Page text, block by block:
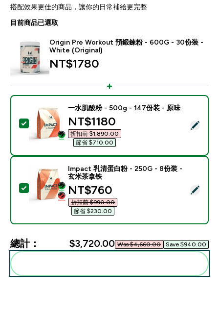
搭配效果更佳的商品，讓你的日常補給更完整
目前商品已選取
Origin Pre Workout 預鍛鍊粉 - 600G - 30份装 -
White (Original)
NT$1780‎
選取此商品 - 一水肌酸粉 - 500g - 147份装 - 原味
一水肌酸粉 - 500g - 147份装 - 原味
discounted price
NT$1180‎
折扣前 $1,890.00‎
節省 $710.00‎
選取此商品 - Impact 乳清蛋白粉 - 250G - 8份装 - 玄
Impact 乳清蛋白粉 - 250G - 8份装 -
玄米茶拿铁
discounted price
NT$760‎
折扣前 $990.00‎
節省 $230.00‎
總計： $3,720.00‎ Was $4,660.00‎ Save $940.00‎